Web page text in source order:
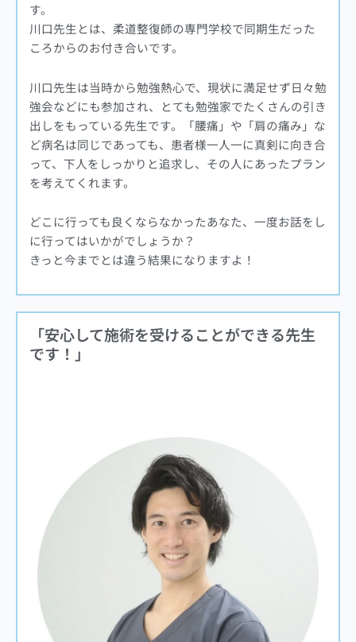
す。
川口先生とは、柔道整復師の専門学校で同期生だった
ころからのお付き合いです。
川口先生は当時から勉強熱心で、現状に満足せず日々勉
強会などにも参加され、とても勉強家でたくさんの引き
出しをもっている先生です。「腰痛」や「肩の痛み」な
ど病名は同じであっても、患者様一人一に真剣に向き合
って、下人をしっかりと追求し、その人にあったプラン
を考えてくれます。
どこに行っても良くならなかったあなた、一度お話をし
に行ってはいかがでしょうか？
きっと今までとは違う結果になりますよ！
「安心して施術を受けることができる先生
です！ 」